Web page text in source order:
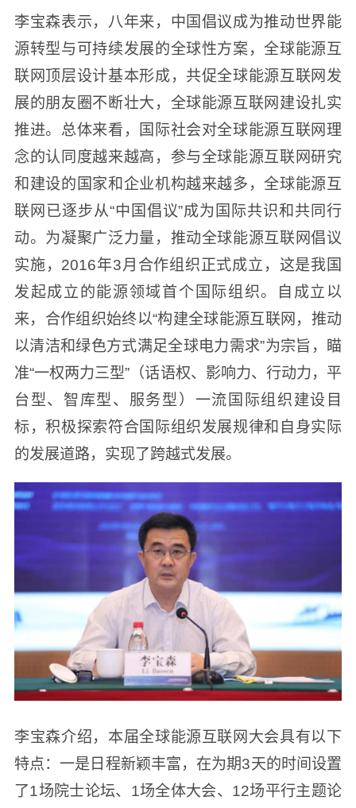
李宝森表示，八年来，中国倡议成为推动世界能
源转型与可持续发展的全球性方案，全球能源互
联网顶层设计基本形成，共促全球能源互联网发
展的朋友圈不断壮大，全球能源互联网建设扎实
推进。总体来看，国际社会对全球能源互联网理
念的认同度越来越高，参与全球能源互联网研究
和建设的国家和企业机构越来越多，全球能源互
联网已逐步从“中国倡议”成为国际共识和共同行
动。为凝聚广泛力量，推动全球能源互联网倡议
实施，2016年3月合作组织正式成立，这是我国
发起成立的能源领域首个国际组织。自成立以
来，合作组织始终以“构建全球能源互联网，推动
以清洁和绿色方式满足全球电力需求”为宗旨，瞄
准“一权两力三型”（话语权、影响力、行动力，平
台型、智库型、服务型）一流国际组织建设目
标，积极探索符合国际组织发展规律和自身实际
的发展道路，实现了跨越式发展。
李宝森介绍，本届全球能源互联网大会具有以下
特点：一是日程新颖丰富，在为期3天的时间设置
了1场院士论坛、1场全体大会、12场平行主题论